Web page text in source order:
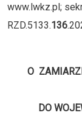
www.lwkz.pl;
RZD.5133.136
O
DO